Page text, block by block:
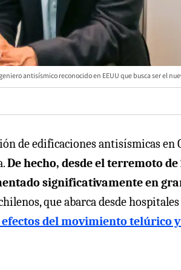
antisísmico reconocido en EEUU que busca ser el
de edificaciones antisísmicas en
De hecho, desde el terremoto
significativamente en
que abarca desde
efectos del movimiento telúrico